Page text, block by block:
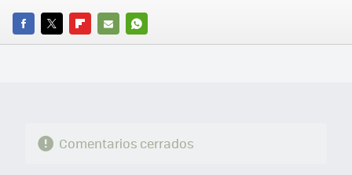
FACEBOOK
TWITTERFLIPBOARD
E-
WHATSAPP
Comentarios cerrados